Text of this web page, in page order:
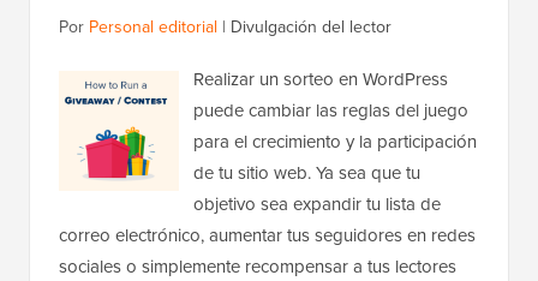
Por Personal editorial | Divulgación del lector
Realizar un sorteo en WordPress
puede cambiar las reglas del juego
para el crecimiento y la participación
de tu sitio web. Ya sea que tu
objetivo sea expandir tu lista de
correo electrónico, aumentar tus seguidores en redes
sociales o simplemente recompensar a tus lectores